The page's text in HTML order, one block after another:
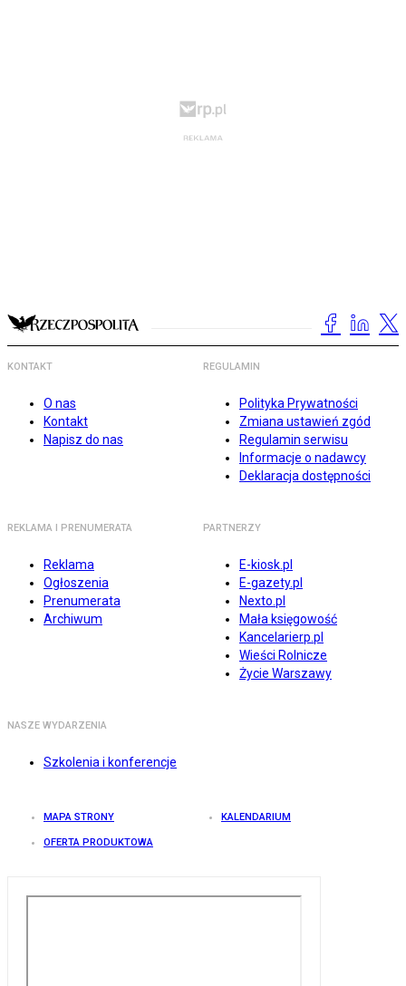
KONTAKT
O nas
Kontakt
Napisz do nas
REGULAMIN
Polityka Prywatności
Zmiana ustawień zgód
Regulamin serwisu
Informacje o nadawcy
Deklaracja dostępności
REKLAMA I PRENUMERATA
Reklama
Ogłoszenia
Prenumerata
Archiwum
PARTNERZY
E-kiosk.pl
E-gazety.pl
Nexto.pl
Mała księgowość
Kancelarierp.pl
Wieści Rolnicze
Życie Warszawy
NASZE WYDARZENIA
Szkolenia i konferencje
MAPA STRONY KALENDARIUM
OFERTA PRODUKTOWA